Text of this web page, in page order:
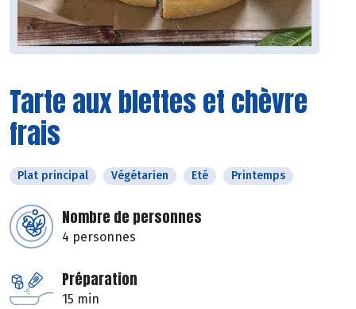
Tarte aux blettes et chèvre
frais
Plat principal Végétarien Eté Printemps
Nombre de personnes
4 personnes
Préparation
15 min